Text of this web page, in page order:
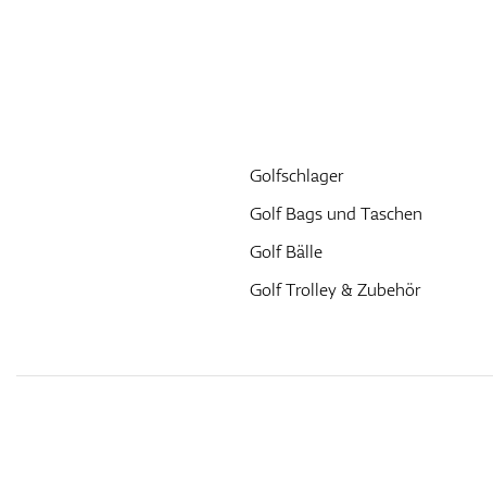
Golfschlager
Golf Bags und Taschen
Golf Bälle
Golf Trolley & Zubehör